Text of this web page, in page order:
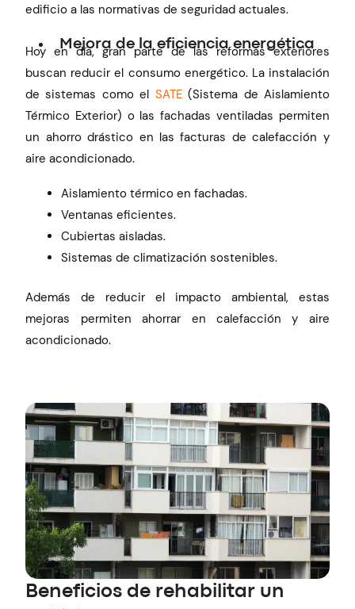
edificio a las normativas de seguridad actuales.
Mejora de la eficiencia energética
Hoy en día, gran parte de las reformas exteriores
buscan reducir el consumo energético. La instalación
de sistemas como el SATE(Sistema de Aislamiento
Térmico Exterior) o las fachadas ventiladas permiten
un ahorro drástico en las facturas de calefacción y
aire acondicionado.
Aislamiento térmico en fachadas.
Ventanas eficientes.
Cubiertas aisladas.
Sistemas de climatización sostenibles.
Además de reducir el impacto ambiental, estas
mejoras permiten ahorrar en calefacción y aire
acondicionado.
Beneficios de rehabilitar un